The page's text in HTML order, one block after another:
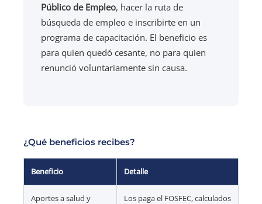
Público de Empleo, hacer la ruta de
búsqueda de empleo e inscribirte en un
programa de capacitación. El beneficio es
para quien quedó cesante, no para quien
renunció voluntariamente sin causa.
¿Qué beneficios recibes?
Beneficio Detalle
Aportes a salud y
Los paga el FOSFEC, calculados